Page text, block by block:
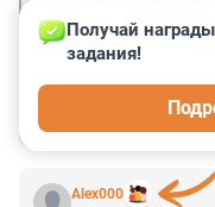
Alex000
Получай
задания!